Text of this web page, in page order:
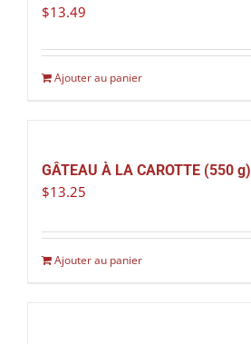
$13.49
Ajouter au panier
GÂTEAU À LA CAROTTE (550 g)
$13.25
Ajouter au panier